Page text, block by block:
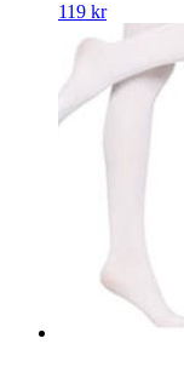
119 kr